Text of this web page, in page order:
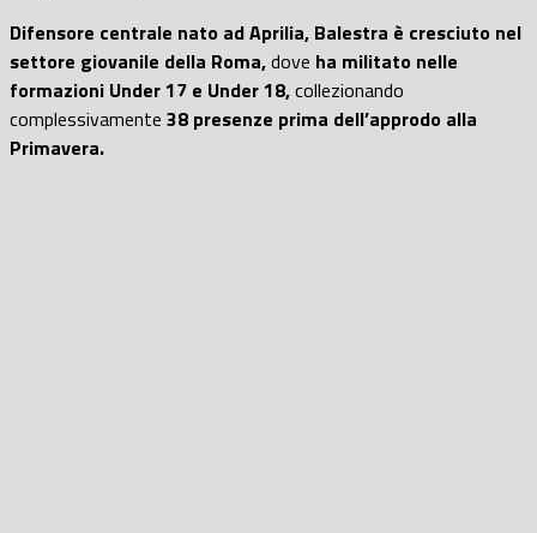
Difensore centrale nato ad Aprilia, Balestra è cresciuto nel
settore giovanile della Roma,dove ha militato nelle
formazioni Under 17 e Under 18,collezionando
complessivamente 38 presenze prima dell’approdo alla
Primavera.